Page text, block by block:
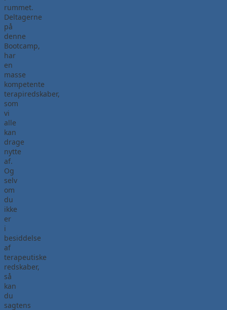
rummet.
Deltagerne
på
denne
Bootcamp,
har
en
masse
kompetente
terapiredskaber,
som
vi
alle
kan
drage
nytte
af.
Og
selv
om
du
ikke
er
i
besiddelse
af
terapeutiske
redskaber,
så
kan
du
sagtens